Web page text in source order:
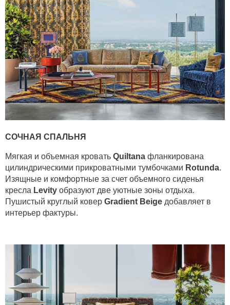
СОЧНАЯ СПАЛЬНЯ
Мягкая и объемная кровать Quiltana фланкирована
цилиндрическими прикроватными тумбочками Rotunda.
Изящные и комфортные за счет объемного сиденья
кресла Levity образуют две уютные зоны отдыха.
Пушистый круглый ковер Gradient Beige добавляет в
интерьер фактуры.